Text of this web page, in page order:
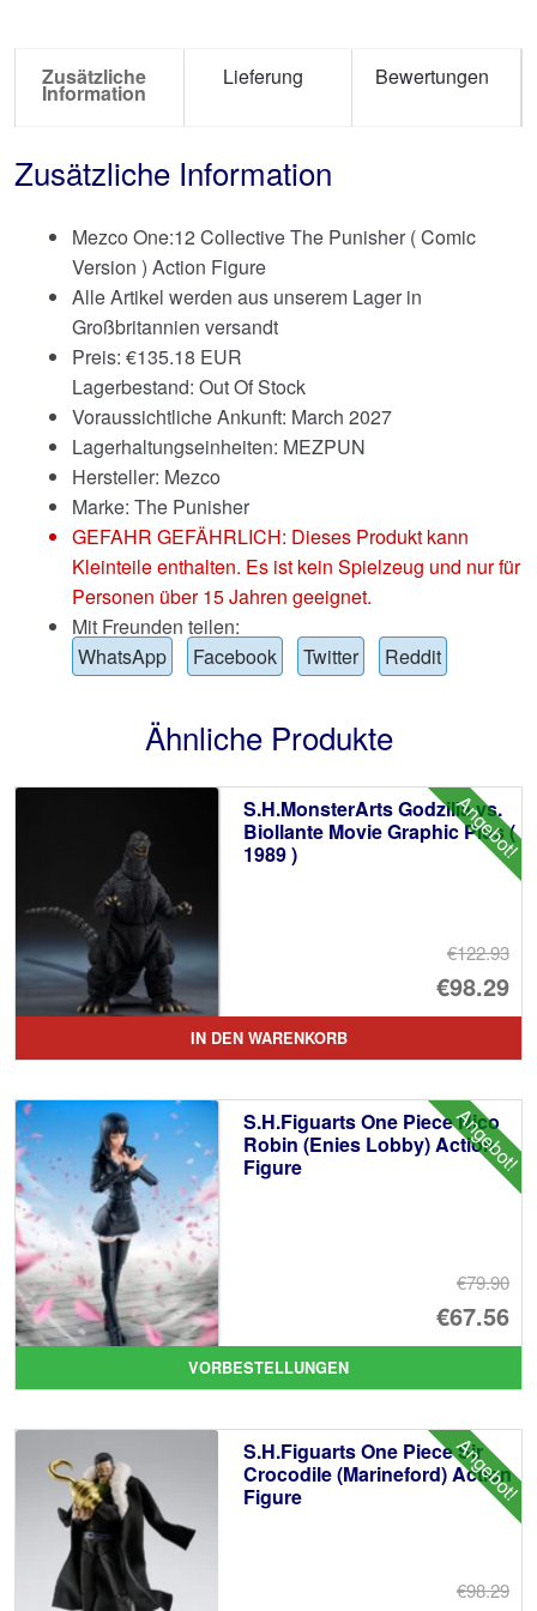
Zusätzliche
Information
Lieferung Bewertungen
Zusätzliche Information
Mezco One:12 Collective The Punisher ( Comic
Version ) Action Figure
Alle Artikel werden aus unserem Lager in
Großbritannien versandt
Preis: €135.18 EUR
Lagerbestand: Out Of Stock
Voraussichtliche Ankunft: March 2027
Lagerhaltungseinheiten: MEZPUN
Hersteller: Mezco
Marke: The Punisher
GEFAHR GEFÄHRLICH: Dieses Produkt kann
Kleinteile enthalten. Es ist kein Spielzeug und nur für
Personen über 15 Jahren geeignet.
Mit Freunden teilen:
WhatsApp
Facebook Twitter Reddit
Ähnliche Produkte
Angebot!
S.H.MonsterArts Godzilla vs.
Biollante Movie Graphic Plus (
1989 )
€122.93
€98.29
IN DEN WARENKORB
Angebot!
S.H.Figuarts One Piece Nico
Robin (Enies Lobby) Action
Figure
€79.90
€67.56
VORBESTELLUNGEN
Angebot!
S.H.Figuarts One Piece Sir
Crocodile (Marineford) Action
Figure
€98.29